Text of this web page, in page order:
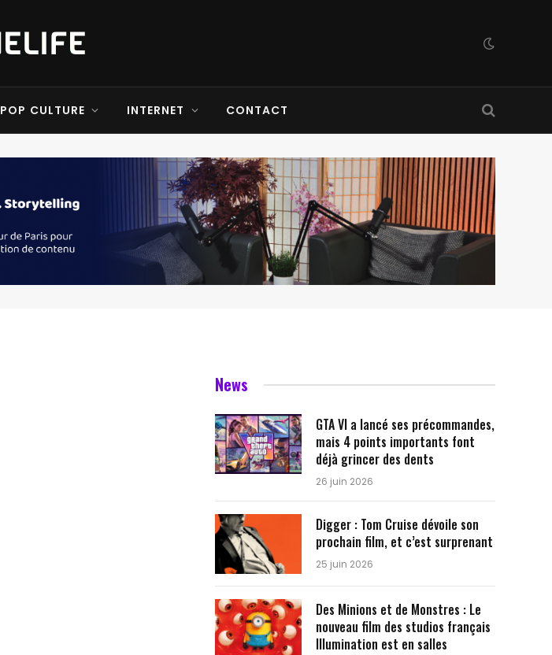
POP CULTURE INTERNET CONTACT
News
GTA VI a lancé ses précommandes,
mais 4 points importants font
déjà grincer des dents
26 juin 2026
Digger : Tom Cruise dévoile son
prochain film, et c’est surprenant
25 juin 2026
Des Minions et de Monstres : Le
nouveau film des studios français
Illumination est en salles